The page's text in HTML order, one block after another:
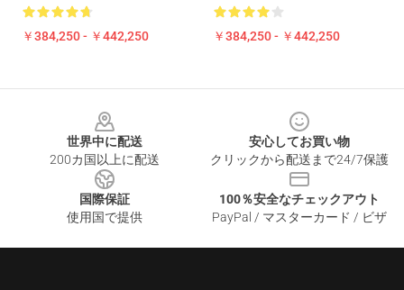
￥384,250 - ￥442,250 ￥384,250 - ￥442,250
世界中に配送
200カ国以上に配送
安心してお買い物
クリックから配送まで24/7保護
国際保証
使用国で提供
100％安全なチェックアウト
PayPal / マスターカード / ビザ